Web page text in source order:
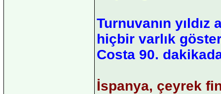
Turnuvanın
hiçbir varlık
Costa 90.
İspanya, çeyrek